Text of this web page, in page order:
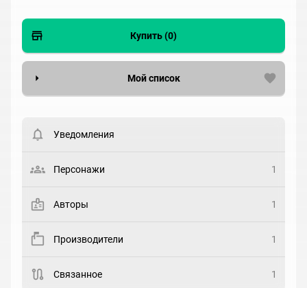
Купить (0)
Мой список
Статус
Рейтинг
Реакция
Уведомления
Персонажи 1
Авторы 1
Производители 1
Связанное 1